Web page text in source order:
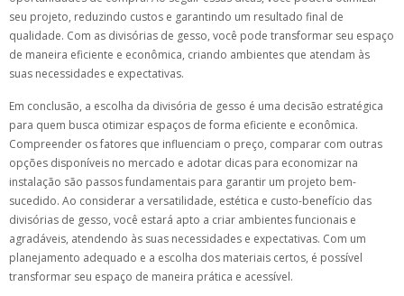
seu projeto, reduzindo custos e garantindo um resultado final de
qualidade. Com as divisórias de gesso, você pode transformar seu espaço
de maneira eficiente e econômica, criando ambientes que atendam às
suas necessidades e expectativas.
Em conclusão, a escolha da divisória de gesso é uma decisão estratégica
para quem busca otimizar espaços de forma eficiente e econômica.
Compreender os fatores que influenciam o preço, comparar com outras
opções disponíveis no mercado e adotar dicas para economizar na
instalação são passos fundamentais para garantir um projeto bem-
sucedido. Ao considerar a versatilidade, estética e custo-benefício das
divisórias de gesso, você estará apto a criar ambientes funcionais e
agradáveis, atendendo às suas necessidades e expectativas. Com um
planejamento adequado e a escolha dos materiais certos, é possível
transformar seu espaço de maneira prática e acessível.